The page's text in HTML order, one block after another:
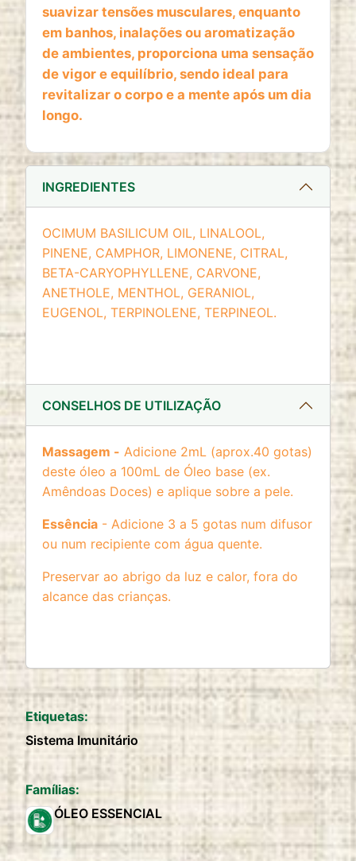
suavizar tensões musculares, enquanto
em banhos, inalações ou aromatização
de ambientes, proporciona uma sensação
de vigor e equilíbrio, sendo ideal para
revitalizar o corpo e a mente após um dia
longo.
INGREDIENTES
OCIMUM BASILICUM OIL, LINALOOL,
PINENE, CAMPHOR, LIMONENE, CITRAL,
BETA-CARYOPHYLLENE, CARVONE,
ANETHOLE, MENTHOL, GERANIOL,
EUGENOL, TERPINOLENE, TERPINEOL.
CONSELHOS DE UTILIZAÇÃO
Massagem - Adicione 2mL (aprox.40 gotas)
deste óleo a 100mL de Óleo base (ex.
Amêndoas Doces) e aplique sobre a pele.
Essência - Adicione 3 a 5 gotas num difusor
ou num recipiente com água quente.
Preservar ao abrigo da luz e calor, fora do
alcance das crianças.
Etiquetas:
Sistema Imunitário
Famílias:
ÓLEO ESSENCIAL
website
Cookie duration:
2 anos